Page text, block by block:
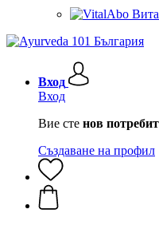
Вход
Вход
Вие сте нов
Създаване на профил